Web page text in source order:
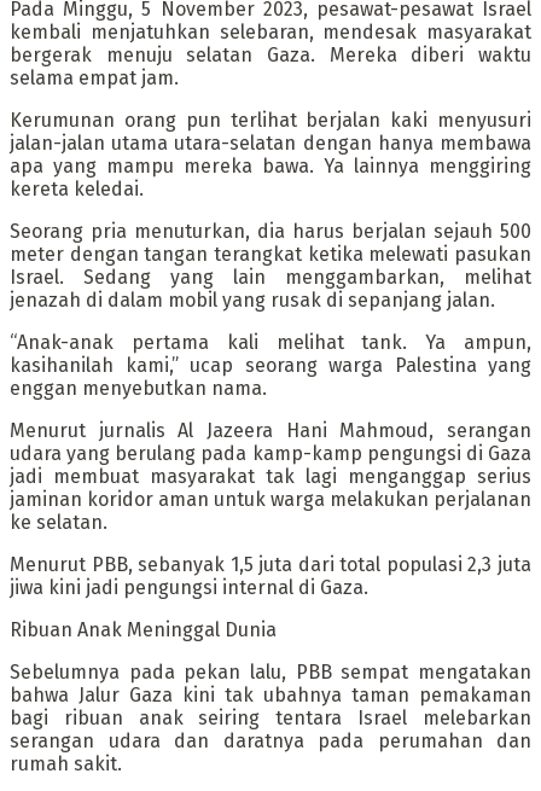
Pada Minggu, 5 November 2023, pesawat-pesawat Israel
kembali menjatuhkan selebaran, mendesak masyarakat
bergerak menuju selatan Gaza. Mereka diberi waktu
selama empat jam.
Kerumunan orang pun terlihat berjalan kaki menyusuri
jalan-jalan utama utara-selatan dengan hanya membawa
apa yang mampu mereka bawa. Ya lainnya menggiring
kereta keledai.
Seorang pria menuturkan, dia harus berjalan sejauh 500
meter dengan tangan terangkat ketika melewati pasukan
Israel. Sedang yang lain menggambarkan, melihat
jenazah di dalam mobil yang rusak di sepanjang jalan.
“Anak-anak pertama kali melihat tank. Ya ampun,
kasihanilah kami,” ucap seorang warga Palestina yang
enggan menyebutkan nama.
Menurut jurnalis Al Jazeera Hani Mahmoud, serangan
udara yang berulang pada kamp-kamp pengungsi di Gaza
jadi membuat masyarakat tak lagi menganggap serius
jaminan koridor aman untuk warga melakukan perjalanan
ke selatan.
Menurut PBB, sebanyak 1,5 juta dari total populasi 2,3 juta
jiwa kini jadi pengungsi internal di Gaza.
Ribuan Anak Meninggal Dunia
Sebelumnya pada pekan lalu, PBB sempat mengatakan
bahwa Jalur Gaza kini tak ubahnya taman pemakaman
bagi ribuan anak seiring tentara Israel melebarkan
serangan udara dan daratnya pada perumahan dan
rumah sakit.